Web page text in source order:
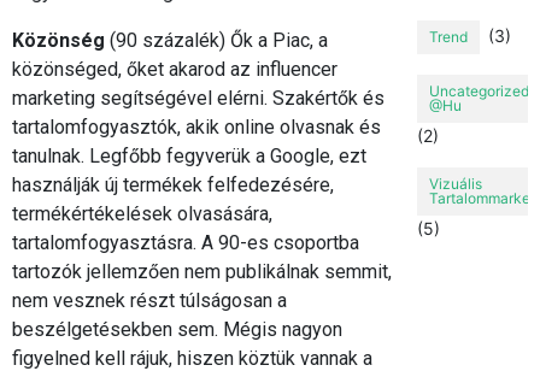
Közönség (90 százalék) Ők a Piac, a
közönséged, őket akarod az influencer
marketing segítségével elérni. Szakértők és
tartalomfogyasztók, akik online olvasnak és
tanulnak. Legfőbb fegyverük a Google, ezt
használják új termékek felfedezésére,
termékértékelések olvasására,
tartalomfogyasztásra. A 90-es csoportba
tartozók jellemzően nem publikálnak semmit,
nem vesznek részt túlságosan a
beszélgetésekben sem. Mégis nagyon
figyelned kell rájuk, hiszen köztük vannak a
Trend (3)
Uncategorized
@hu
(2)
Vizuális
(5)